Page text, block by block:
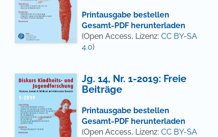
Printausgabe bestellen
Gesamt-PDF herunterladen
(Open Access, Lizenz: CC BY-SA
4.0)
Jg. 14, Nr. 1-2019: Freie
Beiträge
Printausgabe bestellen
Gesamt-PDF herunterladen
(Open Access, Lizenz: CC BY-SA